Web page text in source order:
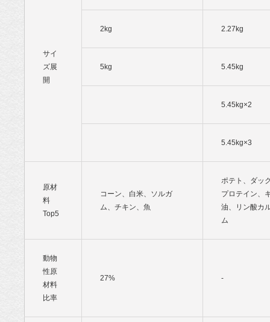
サイ
ズ展
開
2kg 2.27kg
5kg 5.45kg
5.45kg×2
5.45kg×3
原材
料
Top5
コーン、白米、ソルガ
ム、チキン、魚
ポテト、ダッ
プロテイン、
油、リン酸カ
ム
動物
性原
材料
比率
27% -